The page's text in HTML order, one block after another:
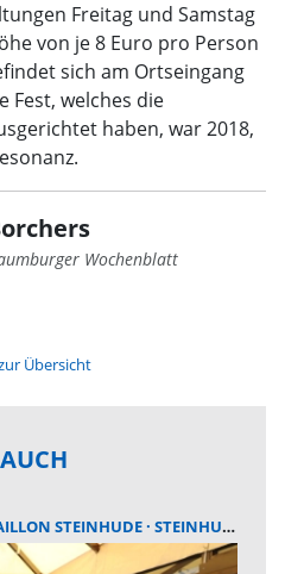
Freitag und Samstag
von je 8 Euro pro Person
sich am Ortseingang
Fest, welches die
haben, war 2018,
Wochenblatt
Übersicht
STEINHUDE STEINHUDER MEER